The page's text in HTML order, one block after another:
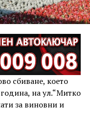
сбиване, което
на ул.“Митко
за виновни и